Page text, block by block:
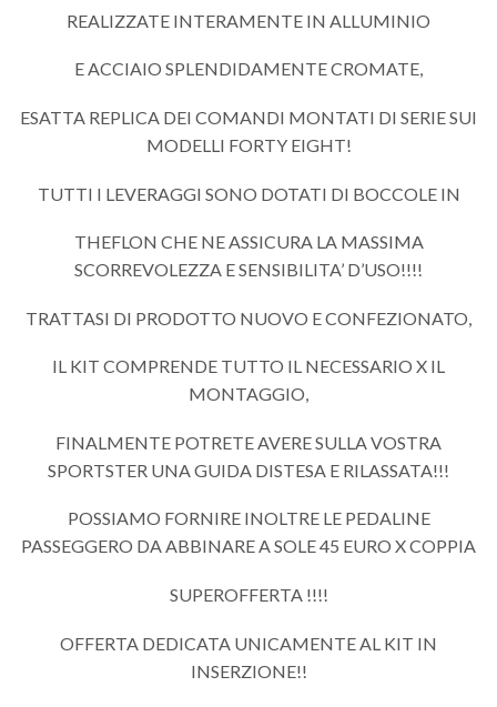
REALIZZATE INTERAMENTE IN ALLUMINIO
E ACCIAIO SPLENDIDAMENTE CROMATE,
ESATTA REPLICA DEI COMANDI MONTATI DI SERIE SUI
MODELLI FORTY EIGHT!
TUTTI I LEVERAGGI SONO DOTATI DI BOCCOLE IN
THEFLON CHE NE ASSICURA LA MASSIMA
SCORREVOLEZZA E SENSIBILITA’ D’USO!!!!
TRATTASI DI PRODOTTO NUOVO E CONFEZIONATO,
IL KIT COMPRENDE TUTTO IL NECESSARIO X IL
MONTAGGIO,
FINALMENTE POTRETE AVERE SULLA VOSTRA
SPORTSTER UNA GUIDA DISTESA E RILASSATA!!!
POSSIAMO FORNIRE INOLTRE LE PEDALINE
PASSEGGERO DA ABBINARE A SOLE 45 EURO X COPPIA
SUPEROFFERTA !!!!
OFFERTA DEDICATA UNICAMENTE AL KIT IN
INSERZIONE!!